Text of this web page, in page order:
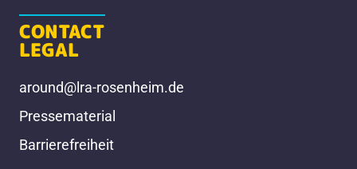
CONTACT
LEGAL
around@lra-rosenheim.de
Pressematerial
Barrierefreiheit